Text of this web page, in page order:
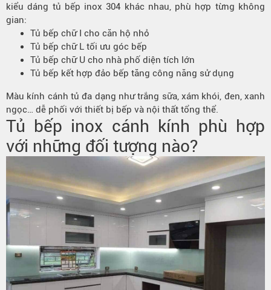
kiểu dáng tủ bếp inox 304 khác nhau, phù hợp từng không
gian:
Tủ bếp chữ I cho căn hộ nhỏ
Tủ bếp chữ L tối ưu góc bếp
Tủ bếp chữ U cho nhà phố diện tích lớn
Tủ bếp kết hợp đảo bếp tăng công năng sử dụng
Màu kính cánh tủ đa dạng như trắng sữa, xám khói, đen, xanh
ngọc… dễ phối với thiết bị bếp và nội thất tổng thể.
Tủ bếp inox cánh kính phù hợp
với những đối tượng nào?